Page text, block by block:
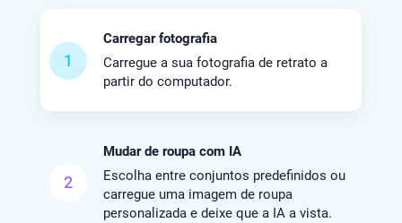
1
Carregar fotografia
Carregue a sua fotografia de retrato a
partir do computador.
2
Mudar de roupa com IA
Escolha entre conjuntos predefinidos ou
carregue uma imagem de roupa
personalizada e deixe que a IA a vista.